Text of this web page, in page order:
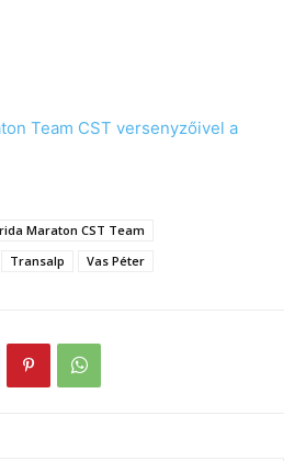
Team CST versenyzőivel a
Maraton CST Team
Transalp Vas Péter